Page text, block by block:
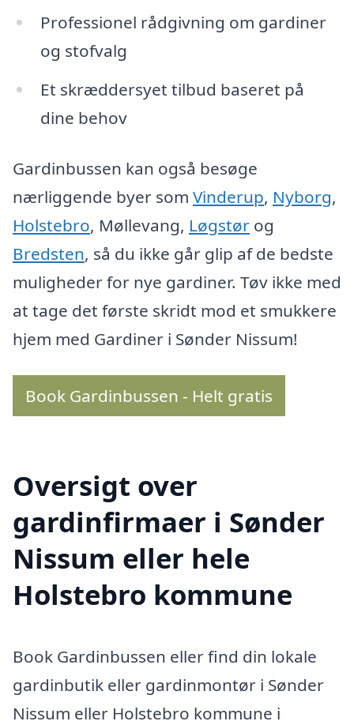
Professionel rådgivning om gardiner
og stofvalg
Et skræddersyet tilbud baseret på
dine behov
Gardinbussen kan også besøge
nærliggende byer som Vinderup, Nyborg,
Holstebro, Møllevang, Løgstør og
Bredsten, så du ikke går glip af de bedste
muligheder for nye gardiner. Tøv ikke med
at tage det første skridt mod et smukkere
hjem med Gardiner i Sønder Nissum!
Book Gardinbussen - Helt gratis
Oversigt over
gardinfirmaer i Sønder
Nissum eller hele
Holstebro kommune
Book Gardinbussen eller find din lokale
gardinbutik eller gardinmontør i Sønder
Nissum eller Holstebro kommune i